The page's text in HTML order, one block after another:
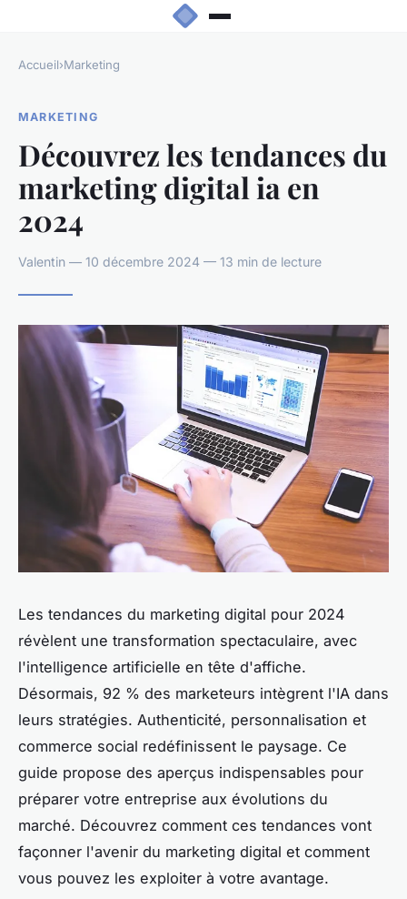
Accueil›Marketing
MARKETING
Découvrez les tendances du
marketing digital ia en
2024
Valentin — 10 décembre 2024 — 13 min de lecture
Les tendances du marketing digital pour 2024
révèlent une transformation spectaculaire, avec
l'intelligence artificielle en tête d'affiche.
Désormais, 92 % des marketeurs intègrent l'IA dans
leurs stratégies. Authenticité, personnalisation et
commerce social redéfinissent le paysage. Ce
guide propose des aperçus indispensables pour
préparer votre entreprise aux évolutions du
marché. Découvrez comment ces tendances vont
façonner l'avenir du marketing digital et comment
vous pouvez les exploiter à votre avantage.